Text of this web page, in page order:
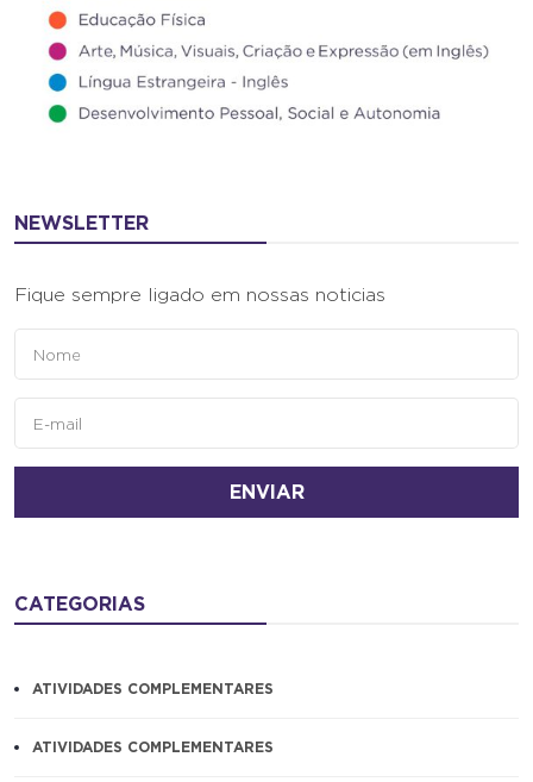
NEWSLETTER
Fique sempre ligado em nossas noticias
ENVIAR
CATEGORIAS
ATIVIDADES COMPLEMENTARES
ATIVIDADES COMPLEMENTARES